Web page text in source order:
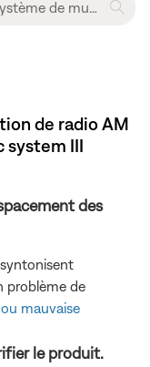
de radio AM
system III
des
problème de
mauvaise
le produit.